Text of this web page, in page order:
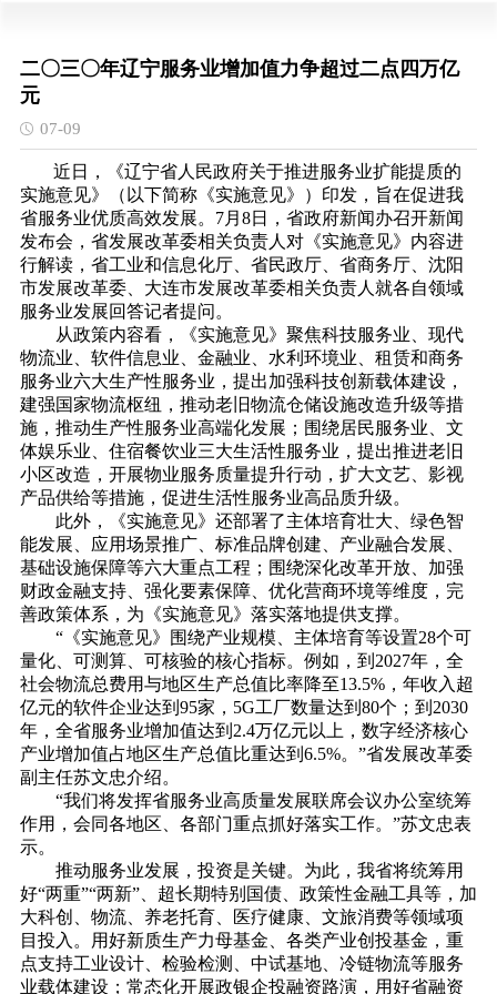
二〇三〇年辽宁服务业增加值力争超过二点四万亿
元
07-09
近日，《辽宁省人民政府关于推进服务业扩能提质的
实施意见》（以下简称《实施意见》）印发，旨在促进我
省服务业优质高效发展。7月8日，省政府新闻办召开新闻
发布会，省发展改革委相关负责人对《实施意见》内容进
行解读，省工业和信息化厅、省民政厅、省商务厅、沈阳
市发展改革委、大连市发展改革委相关负责人就各自领域
服务业发展回答记者提问。
从政策内容看，《实施意见》聚焦科技服务业、现代
物流业、软件信息业、金融业、水利环境业、租赁和商务
服务业六大生产性服务业，提出加强科技创新载体建设，
建强国家物流枢纽，推动老旧物流仓储设施改造升级等措
施，推动生产性服务业高端化发展；围绕居民服务业、文
体娱乐业、住宿餐饮业三大生活性服务业，提出推进老旧
小区改造，开展物业服务质量提升行动，扩大文艺、影视
产品供给等措施，促进生活性服务业高品质升级。
此外，《实施意见》还部署了主体培育壮大、绿色智
能发展、应用场景推广、标准品牌创建、产业融合发展、
基础设施保障等六大重点工程；围绕深化改革开放、加强
财政金融支持、强化要素保障、优化营商环境等维度，完
善政策体系，为《实施意见》落实落地提供支撑。
“《实施意见》围绕产业规模、主体培育等设置28个可
量化、可测算、可核验的核心指标。例如，到2027年，全
社会物流总费用与地区生产总值比率降至13.5%，年收入超
亿元的软件企业达到95家，5G工厂数量达到80个；到2030
年，全省服务业增加值达到2.4万亿元以上，数字经济核心
产业增加值占地区生产总值比重达到6.5%。”省发展改革委
副主任苏文忠介绍。
“我们将发挥省服务业高质量发展联席会议办公室统筹
作用，会同各地区、各部门重点抓好落实工作。”苏文忠表
示。
推动服务业发展，投资是关键。为此，我省将统筹用
好“两重”“两新”、超长期特别国债、政策性金融工具等，加
大科创、物流、养老托育、医疗健康、文旅消费等领域项
目投入。用好新质生产力母基金、各类产业创投基金，重
点支持工业设计、检验检测、中试基地、冷链物流等服务
业载体建设；常态化开展政银企投融资路演，用好省融资